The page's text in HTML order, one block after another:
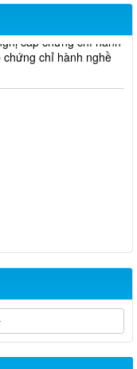
chỉ hành nghề